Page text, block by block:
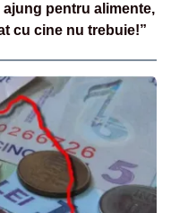
pentru alimente,
cu cine nu trebuie!”